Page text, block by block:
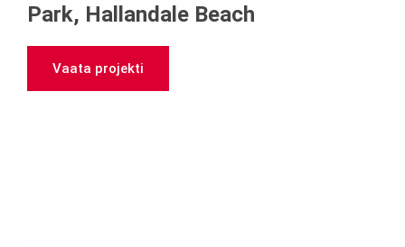
Park, Hallandale Beach
Vaata projekti